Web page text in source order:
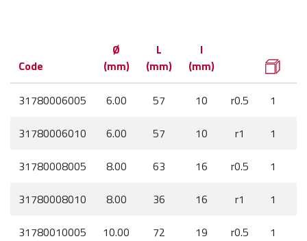
Code
Ø
(mm)
L
(mm)
l
(mm)
31780006005 6.00 57 10 r0.5
1
31780006010
6.00 57 10 r1
1
31780008005
8.00 63 16 r0.5
1
31780008010
8.00 36 16 r1
1
31780010005
10.00 72 19 r0.5
1